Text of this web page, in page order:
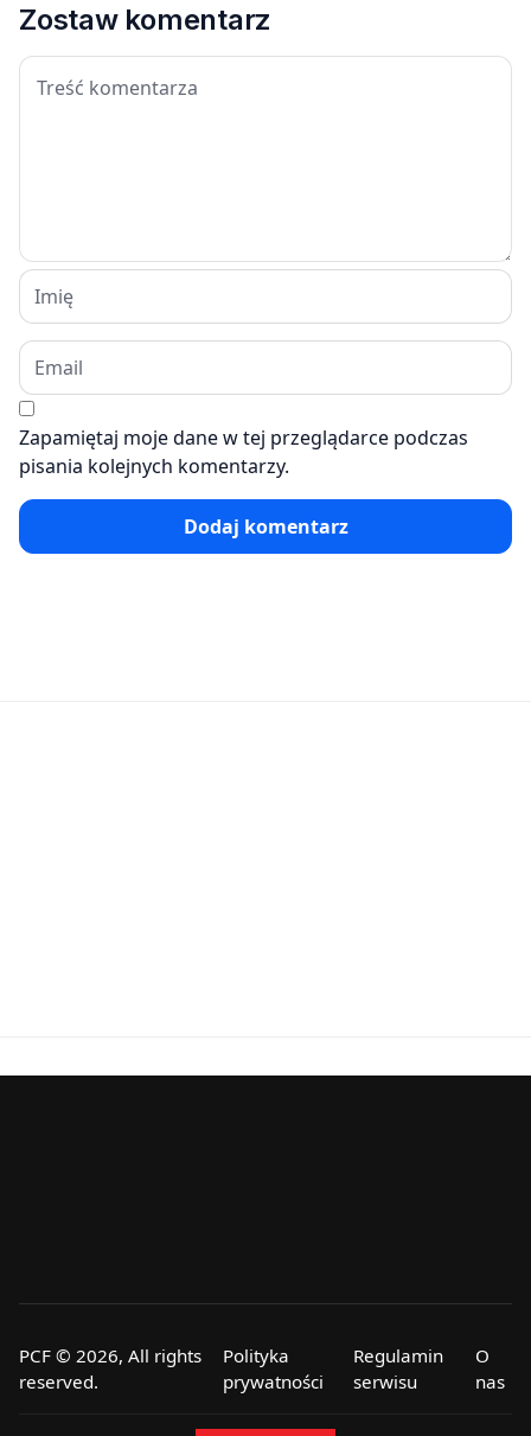
Zostaw komentarz
Zapamiętaj moje dane w tej przeglądarce podczas
pisania kolejnych komentarzy.
Dodaj komentarz
PCF © 2026, All rights
reserved.
Polityka
prywatności
Regulamin
serwisu
O
nas